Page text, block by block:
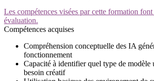
Les compétences visées par cette formation font
évaluation.
Compétences acquises
Compréhension conceptuelle des IA
fonctionnement
Capacité à identifier quel type de modèle
besoin créatif